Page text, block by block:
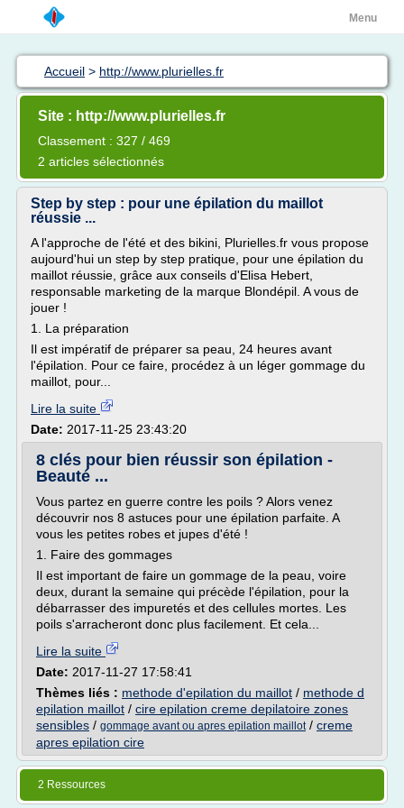
Menu
Accueil > http://www.plurielles.fr
Site : http://www.plurielles.fr
Classement : 327 / 469
2 articles sélectionnés
Step by step : pour une épilation du maillot
réussie ...
A l'approche de l'été et des bikini, Plurielles.fr vous propose
aujourd'hui un step by step pratique, pour une épilation du
maillot réussie, grâce aux conseils d'Elisa Hebert,
responsable marketing de la marque Blondépil. A vous de
jouer !
1. La préparation
Il est impératif de préparer sa peau, 24 heures avant
l'épilation. Pour ce faire, procédez à un léger gommage du
maillot, pour...
Lire la suite
Date: 2017-11-25 23:43:20
8 clés pour bien réussir son épilation -
Beauté ...
Vous partez en guerre contre les poils ? Alors venez
découvrir nos 8 astuces pour une épilation parfaite. A
vous les petites robes et jupes d'été !
1. Faire des gommages
Il est important de faire un gommage de la peau, voire
deux, durant la semaine qui précède l'épilation, pour la
débarrasser des impuretés et des cellules mortes. Les
poils s'arracheront donc plus facilement. Et cela...
Lire la suite
Date: 2017-11-27 17:58:41
Thèmes liés : methode d'epilation du maillot / methode d
epilation maillot / cire epilation creme depilatoire zones
sensibles / gommage avant ou apres epilation maillot/ creme
apres epilation cire
2 Ressources